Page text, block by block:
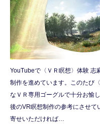
YouTubeで〈ＶＲ瞑想〉体験 志
制作を進めています。このたび
なＶＲ専用ゴーグルで十分お愉
後のVR瞑想制作の参考にさせて
寄せいただければ…